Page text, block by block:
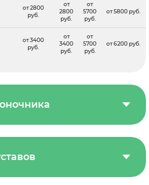
от 2800
руб.
от
2800
руб.
от
5700
руб.
от 5800 руб.
от 3400
руб.
от
3400
руб.
от
5700
руб.
от 6200 руб.